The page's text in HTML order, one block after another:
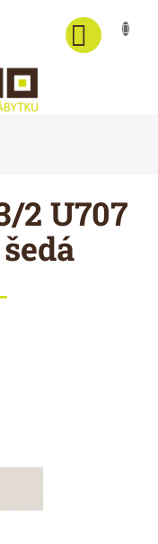
2 U707